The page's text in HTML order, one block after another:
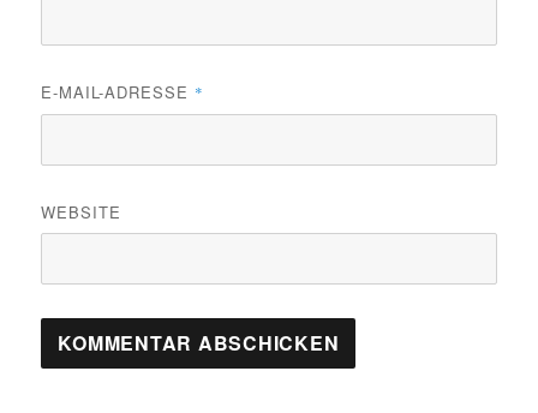
E-MAIL-ADRESSE *
WEBSITE